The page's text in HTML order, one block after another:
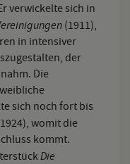
verwickelte sich in
(1911),
in intensiver
der
Die
sich noch fort bis
womit die
kommt.
Die